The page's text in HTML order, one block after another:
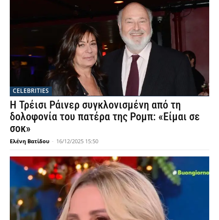
CELEBRITIES
Η Τρέισι Ράινερ συγκλονισμένη από τη
δολοφονία του πατέρα της Ρομπ: «Είμαι σε
σοκ»
Ελένη Βατίδου - 16/12/2025 15:50